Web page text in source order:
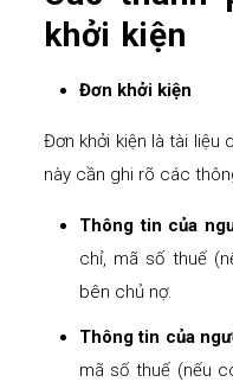
khởi kiện
Đơn khởi kiện
Đơn khởi kiện là tài liệu
này cần ghi rõ các
Thông tin của
chỉ, mã số thuế
bên chủ nợ.
Thông tin của
mã số thuế (nếu